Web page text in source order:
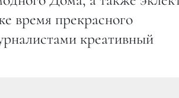
время прекрасного
креативный